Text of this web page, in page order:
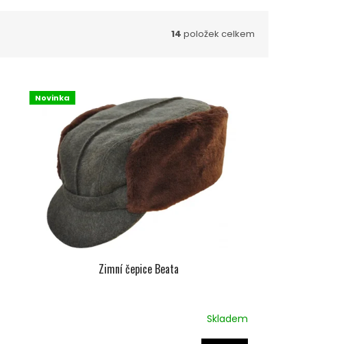
14 položek celkem
Novinka
Zimní čepice Beata
Skladem